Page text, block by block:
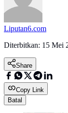
Liputan6.com
Diterbitkan: 15 Mei
Share
Copy Link
Batal